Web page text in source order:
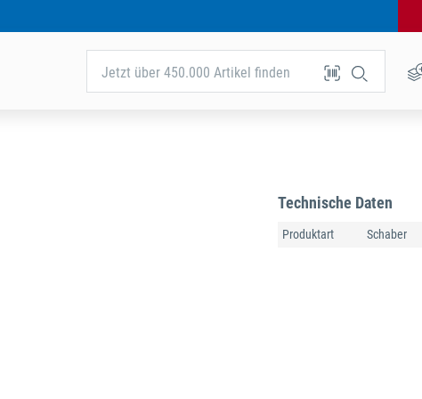
Jetzt über 450.000 Artikel finden
Technische Daten
Produktart Schaber